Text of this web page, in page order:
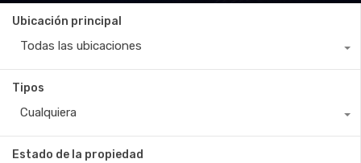
Ubicación principal
Todas las ubicaciones
Tipos
Cualquiera
Estado de la propiedad